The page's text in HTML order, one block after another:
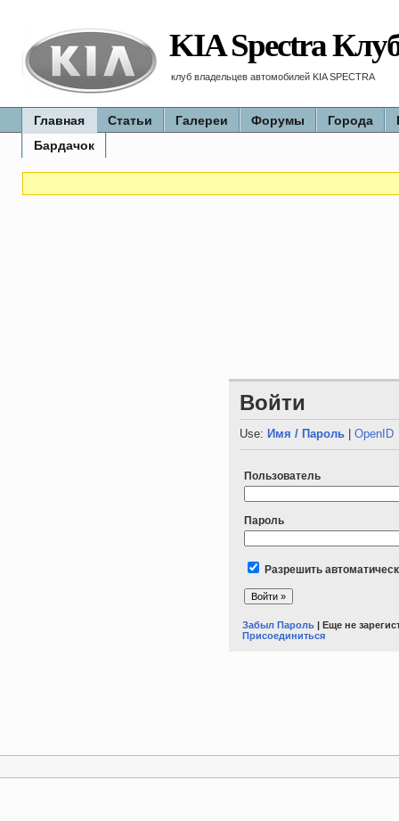
KIA Spectra
клуб владельцев автомобилей KIA SPECTRA
Главная Статьи Галереи Форумы Города
Бардачок
Войти
Use: Имя / Пароль |OpenID
Пользователь
Пароль
Разрешить
Забыл Пароль | Еще не
Присоединиться